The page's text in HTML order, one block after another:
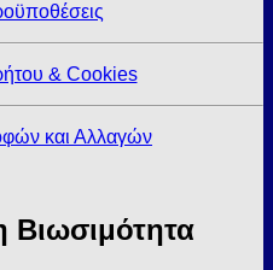
& Cookies
και Αλλαγών
Βιωσιμότητα